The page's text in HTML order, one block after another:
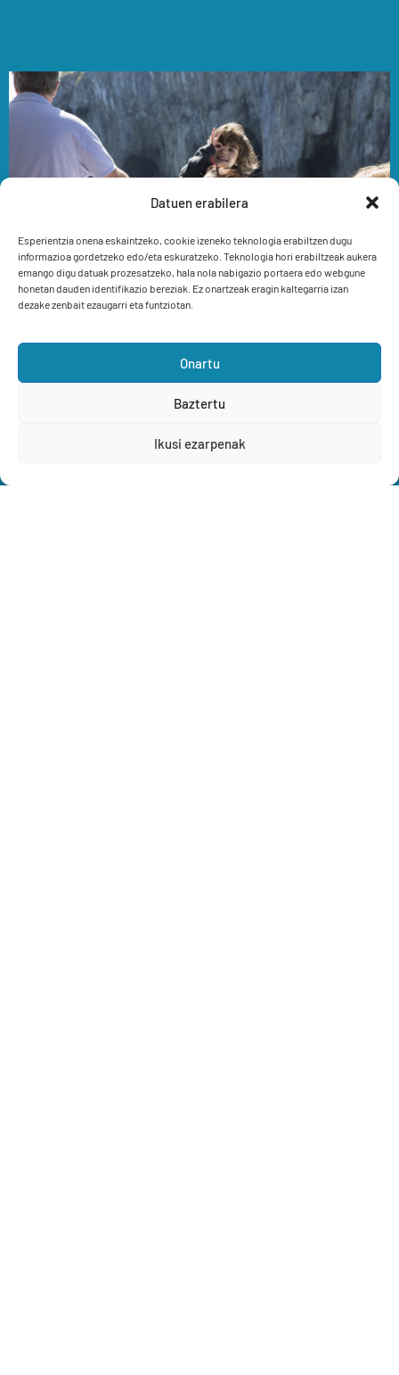
Datuen erabilera
Esperientzia onena eskaintzeko, cookie izeneko teknologia erabiltzen dugu
informazioa gordetzeko edo/eta eskuratzeko. Teknologia hori erabiltzeak aukera
emango digu datuak prozesatzeko, hala nola nabigazio portaera edo webgune
honetan dauden identifikazio bereziak. Ez onartzeak eragin kaltegarria izan
dezake zenbait ezaugarri eta funtziotan.
Onartu
Baztertu
Ikusi ezarpenak
Tourisme actif à Bermeo: sur terre et sur
mer